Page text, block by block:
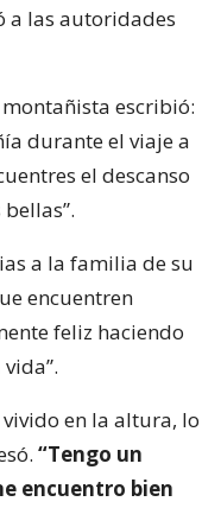
a las autoridades
escribió:
durante el viaje a
el descanso
a la familia de su
encuentren
feliz haciendo
en la altura, lo
“Tengo un
encuentro bien